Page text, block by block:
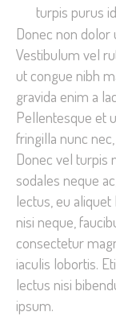
turpis purus
Donec non dolor
Vestibulum vel
ut congue nibh
gravida enim a
Pellentesque et
fringilla nunc
Donec vel turpis
sodales neque
lectus, eu
nisi neque,
consectetur
iaculis lobortis.
lectus nisi
ipsum.